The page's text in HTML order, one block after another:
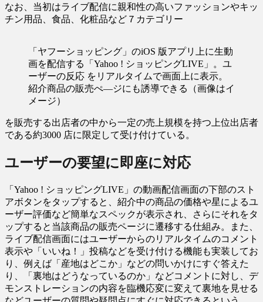
なお、当初はライブ配信に親和性の高いファッションやキッ
チン用品、食品、化粧品など７カテゴリー
「ヤフーショッピング」のiOS 版アプリ上に生動
画を配信する「Yahoo ! ショッピングLIVE」。ユ
ーザーの反応 をリアルタイムで画面上に表示。
紹介商品の販売ぺ―ジにも誘導できる（画像はイ
メージ）
を販売する出店者の中から一定の売上規模を持つ上位出店者
である約3000 店に限定して受け付けている。
ユーザーの要望に即座に対応
「Yahoo ! ショッピングLIVE」の動画配信画面の下部のスト
アボタンをタップすると、紹介中の商品の価格や星によるユ
ーザー評価など簡単なスペックが表示され、さらにそれをタ
ップすると当該商品の販売ページに遷移する仕組み。また、
ライブ配信画面にはユーザーからのリアルタイムのコメント
表示や「いいね！」投稿などを受け付ける機能も実装してお
り、例えば「産地はどこか」などの問いかけにすぐ答えた
り、「裏地はどうなっているのか」などコメントに対し、デ
モンストレーションの内容を臨機応変に変えて裏地を見せる